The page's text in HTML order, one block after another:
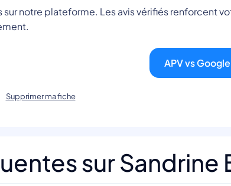
notre plateforme. Les avis vérifiés renforcent
APV vs Google
Supprimer ma fiche
sur